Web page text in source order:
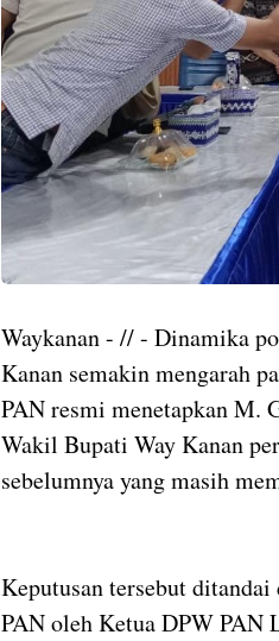
Waykanan - // - Dinamika
Kanan semakin mengarah
PAN resmi menetapkan M.
Wakil Bupati Way Kanan
sebelumnya yang masih
Keputusan tersebut ditandai
PAN oleh Ketua DPW